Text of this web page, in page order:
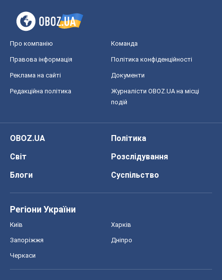
Про компанію Команда
Правова інформація Політика конфіденційності
Реклама на сайті Документи
Редакційна політика
Журналісти OBOZ.UA на місці
подій
OBOZ.UA
Політика
Світ
Розслідування
Блоги
Суспільство
Регіони України
Київ Харків
Запоріжжя Дніпро
Черкаси